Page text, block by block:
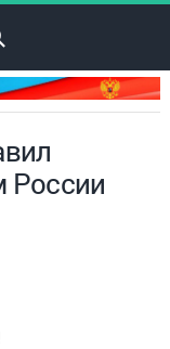
России